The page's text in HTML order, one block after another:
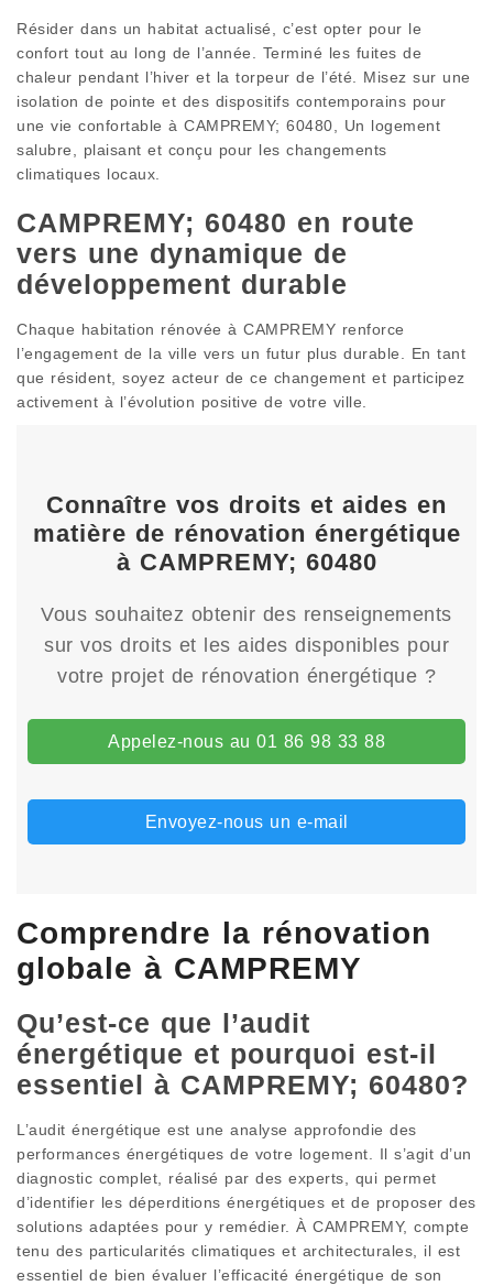
Résider dans un habitat actualisé, c’est opter pour le
confort tout au long de l’année. Terminé les fuites de
chaleur pendant l’hiver et la torpeur de l’été. Misez sur une
isolation de pointe et des dispositifs contemporains pour
une vie confortable à CAMPREMY; 60480, Un logement
salubre, plaisant et conçu pour les changements
climatiques locaux.
CAMPREMY; 60480 en route
vers une dynamique de
développement durable
Chaque habitation rénovée à CAMPREMY renforce
l’engagement de la ville vers un futur plus durable. En tant
que résident, soyez acteur de ce changement et participez
activement à l’évolution positive de votre ville.
Connaître vos droits et aides en
matière de rénovation énergétique
à CAMPREMY; 60480
Vous souhaitez obtenir des renseignements
sur vos droits et les aides disponibles pour
votre projet de rénovation énergétique ?
Appelez-nous au 01 86 98 33 88
Envoyez-nous un e-mail
Comprendre la rénovation
globale à CAMPREMY
Qu’est-ce que l’audit
énergétique et pourquoi est-il
essentiel à CAMPREMY; 60480?
L’audit énergétique est une analyse approfondie des
performances énergétiques de votre logement. Il s’agit d’un
diagnostic complet, réalisé par des experts, qui permet
d’identifier les déperditions énergétiques et de proposer des
solutions adaptées pour y remédier. À CAMPREMY, compte
tenu des particularités climatiques et architecturales, il est
essentiel de bien évaluer l’efficacité énergétique de son